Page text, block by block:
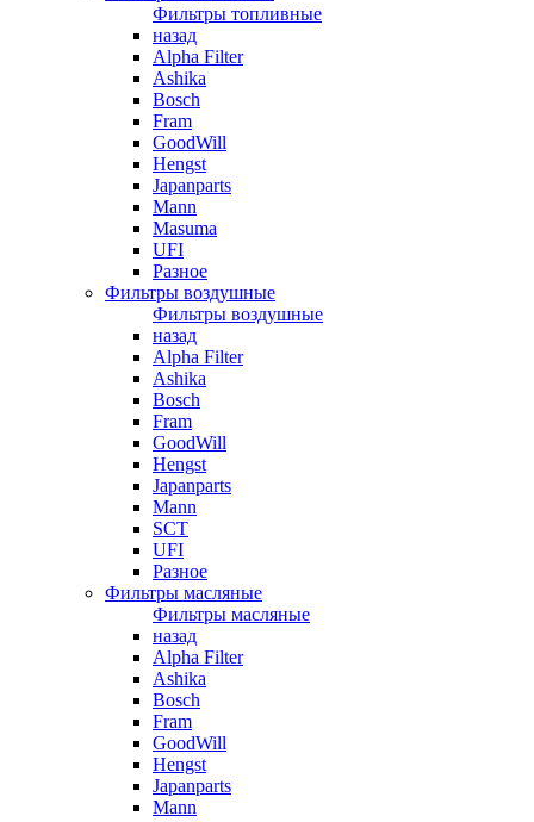
Фильтры топливные
назад
Alpha Filter
Ashika
Bosch
Fram
GoodWill
Hengst
Japanparts
Mann
Masuma
UFI
Разное
Фильтры воздушные
Фильтры воздушные
назад
Alpha Filter
Ashika
Bosch
Fram
GoodWill
Hengst
Japanparts
Mann
SCT
UFI
Разное
Фильтры масляные
Фильтры масляные
назад
Alpha Filter
Ashika
Bosch
Fram
GoodWill
Hengst
Japanparts
Mann